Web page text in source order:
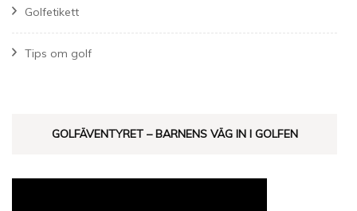
Golfetikett
Tips om golf
GOLFÄVENTYRET – BARNENS VÄG IN I GOLFEN